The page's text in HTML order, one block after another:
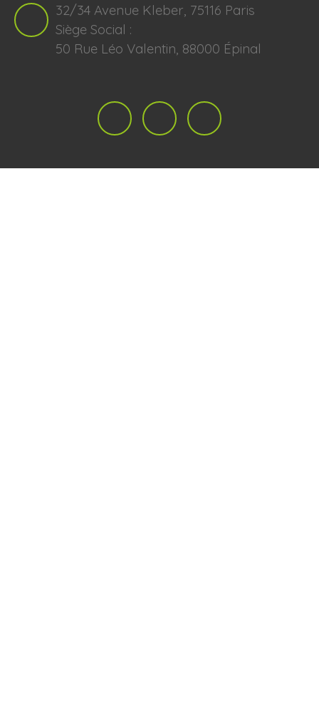
32/34 Avenue Kleber, 75116 Paris
Siège Social :
50 Rue Léo Valentin, 88000 Épinal